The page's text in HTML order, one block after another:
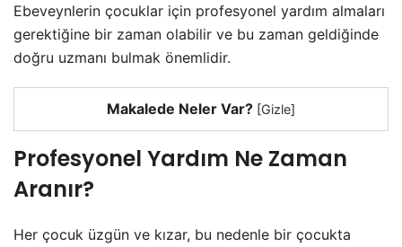
Ebeveynlerin çocuklar için profesyonel yardım almaları
gerektiğine bir zaman olabilir ve bu zaman geldiğinde
doğru uzmanı bulmak önemlidir.
Makalede Neler Var? [Gizle]
Profesyonel Yardım Ne Zaman
Aranır?
Her çocuk üzgün ve kızar, bu nedenle bir çocukta